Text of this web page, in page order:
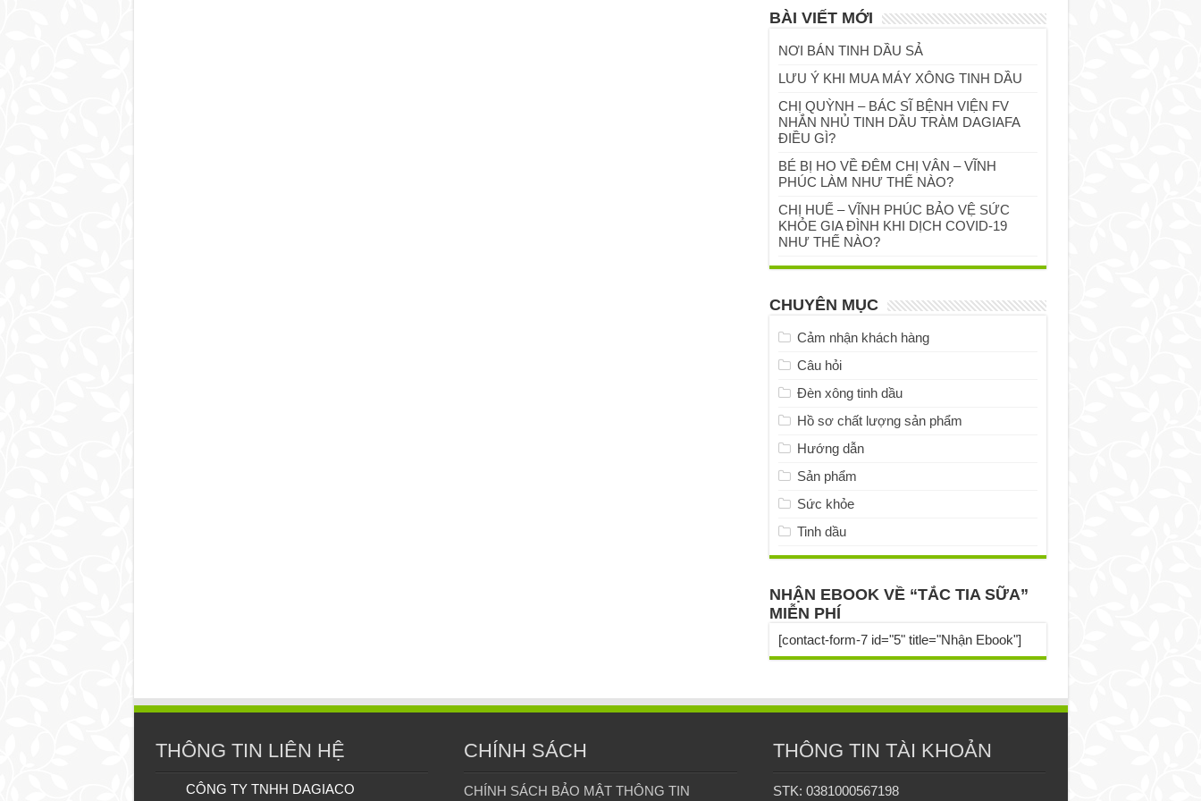
BÀI VIẾT MỚI
NƠI BÁN TINH DẦU SẢ
LƯU Ý KHI MUA MÁY XÔNG TINH DẦU
CHỊ QUỲNH – BÁC SĨ BỆNH VIỆN FV
NHẮN NHỦ TINH DẦU TRÀM DAGIAFA
ĐIỀU GÌ?
BÉ BỊ HO VỀ ĐÊM CHỊ VÂN – VĨNH
PHÚC LÀM NHƯ THẾ NÀO?
CHỊ HUẾ – VĨNH PHÚC BẢO VỆ SỨC
KHỎE GIA ĐÌNH KHI DỊCH COVID-19
NHƯ THẾ NÀO?
CHUYÊN MỤC
Cảm nhận khách hàng
Câu hỏi
Đèn xông tinh dầu
Hồ sơ chất lượng sản phẩm
Hướng dẫn
Sản phẩm
Sức khỏe
Tinh dầu
NHẬN EBOOK VỀ “TẮC TIA SỮA”
MIỄN PHÍ
[contact-form-7 id="5" title="Nhận Ebook"]
THÔNG TIN LIÊN HỆ
CÔNG TY TNHH DAGIACO
CHÍNH SÁCH
CHÍNH SÁCH BẢO MẬT THÔNG TIN
THÔNG TIN TÀI KHOẢN
STK: 0381000567198